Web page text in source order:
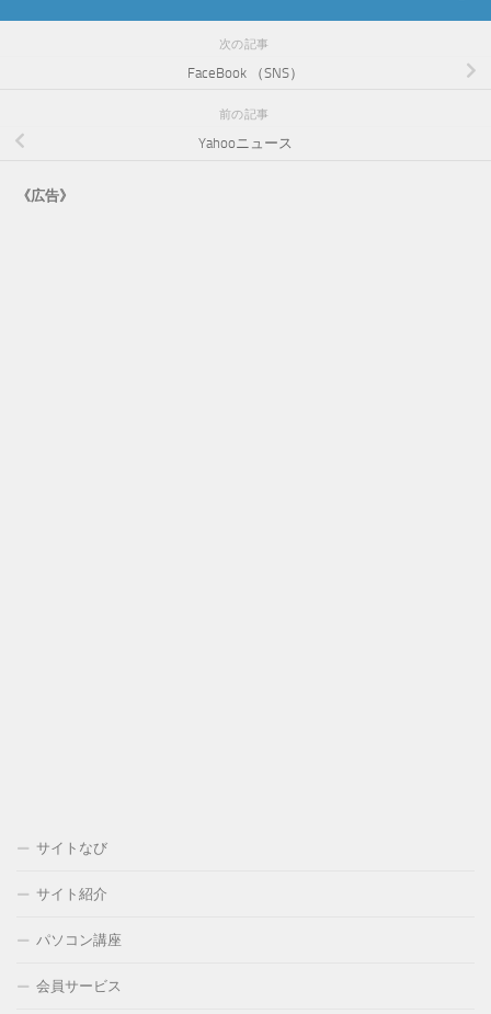
次の記事
FaceBook （SNS）
前の記事
Yahooニュース
《広告》
サイトなび
サイト紹介
パソコン講座
会員サービス